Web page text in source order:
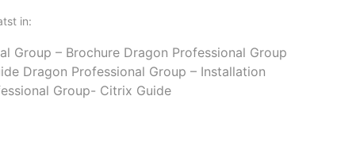
in:
Group – Brochure Dragon Professional Group
Dragon Professional Group – Installation
Group- Citrix Guide